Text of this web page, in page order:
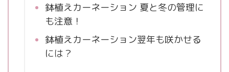
鉢植えカーネーション 夏と冬の管理に
も注意！
鉢植えカーネーション翌年も咲かせる
には？